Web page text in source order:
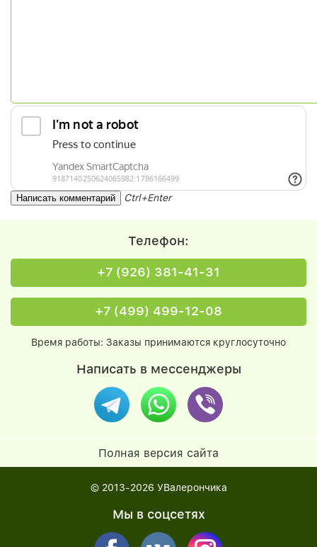
Ctrl+Enter
Телефон:
+7 (926) 381-41-31
+7 (499) 499-12-08
Время работы: Заказы принимаются круглосуточно
Написать в мессенджеры
Полная версия сайта
© 2013-2026 УВалерончика
Мы в соцсетях